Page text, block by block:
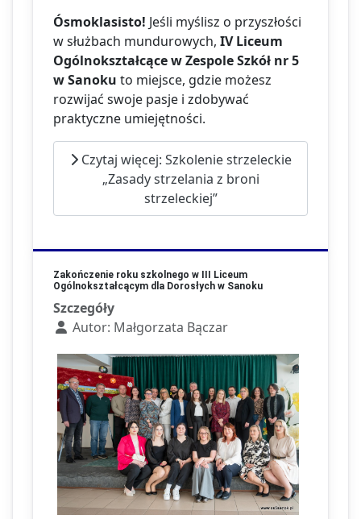
Ósmoklasisto! Jeśli myślisz o przyszłości
w służbach mundurowych, IV Liceum
Ogólnokształcące w Zespole Szkół nr 5
w Sanoku to miejsce, gdzie możesz
rozwijać swoje pasje i zdobywać
praktyczne umiejętności.
Czytaj więcej: Szkolenie strzeleckie
„Zasady strzelania z broni
strzeleckiej”
Zakończenie roku szkolnego w III Liceum
Ogólnokształcącym dla Dorosłych w Sanoku
Szczegóły
Autor: Małgorzata Bączar